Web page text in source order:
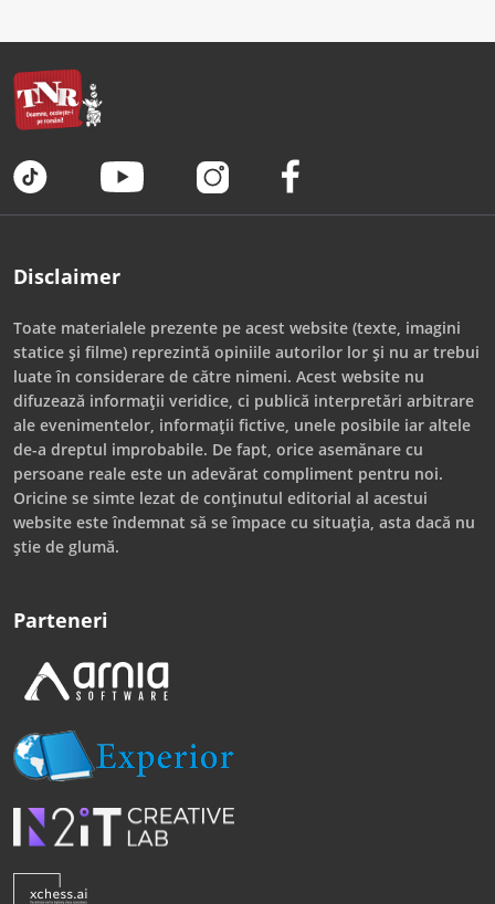
Disclaimer
Toate materialele prezente pe acest website (texte, imagini
statice și filme) reprezintă opiniile autorilor lor și nu ar trebui
luate în considerare de către nimeni. Acest website nu
difuzează informații veridice, ci publică interpretări arbitrare
ale evenimentelor, informații fictive, unele posibile iar altele
de-a dreptul improbabile. De fapt, orice asemănare cu
persoane reale este un adevărat compliment pentru noi.
Oricine se simte lezat de conținutul editorial al acestui
website este îndemnat să se împace cu situația, asta dacă nu
știe de glumă.
Parteneri